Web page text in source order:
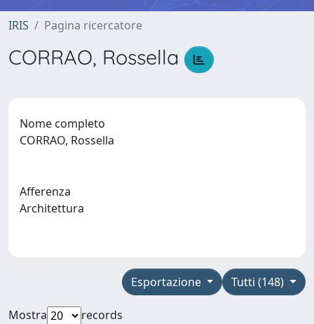
IRIS Pagina ricercatore
CORRAO, Rossella
Nome completo
CORRAO, Rossella
Afferenza
Architettura
Tutti (148)
Esportazione
Mostra
records